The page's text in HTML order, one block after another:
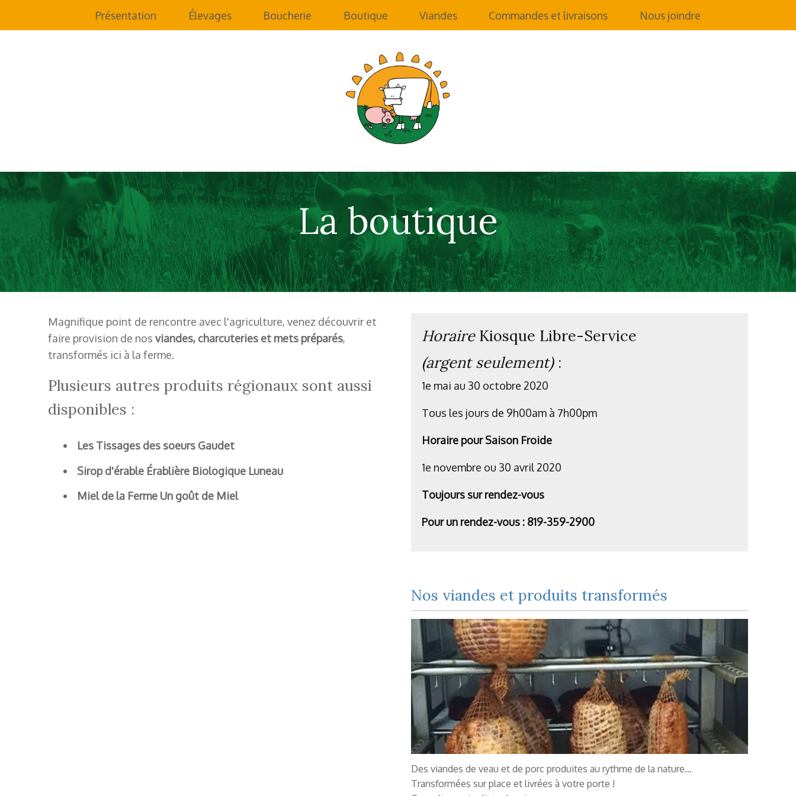
Présentation Élevages Boucherie Boutique Viandes Commandes et livraisons Nous joindre
Vous êtes ici
La boutique
Magnifique point de rencontre avec l'agriculture, venez découvrir et
faire provision de nos viandes, charcuteries et mets préparés,
transformés ici à la ferme.
Plusieurs autres produits régionaux sont aussi
disponibles :
Les Tissages des soeurs Gaudet
Sirop d'érable Érablière Biologique Luneau
Miel de la Ferme Un goût de Miel
HoraireKiosque Libre-Service
(argent seulement):
1e mai au 30 octobre 2020
Tous les jours de 9h00am à 7h00pm
Horaire pour Saison Froide
1e novembre ou 30 avril 2020
Toujours sur rendez-vous
Pour un rendez-vous : 819-359-2900
Nos viandes et produits transformés
Des viandes de veau et de porc produites au rythme de la nature...
Transformées sur place et livrées à votre porte !